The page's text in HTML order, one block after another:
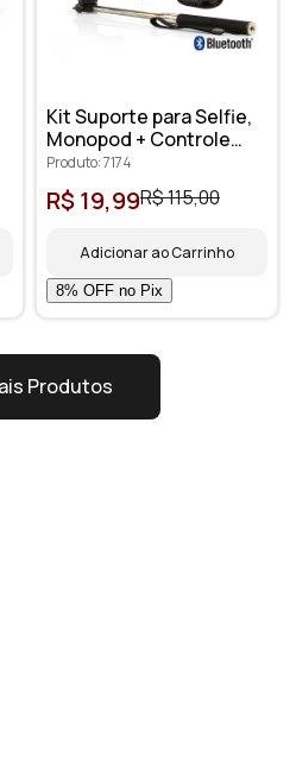
Kit Suporte para Selfie,
Monopod + Controle
Shutter Bluetooth,
Preto
Produto: 7174
R$ 19,99R$ 115,00
Adicionar ao Carrinho
Produtos